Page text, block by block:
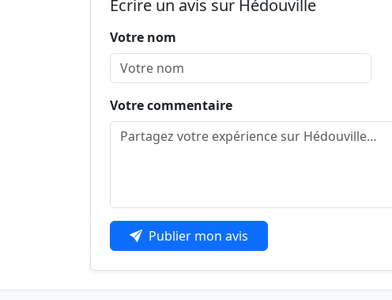
Écrire un avis sur Hédouville
Votre nom
Votre commentaire
Publier mon avis